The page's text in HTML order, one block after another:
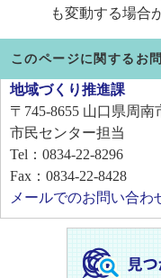
も変動する場合
このページに関するお
地域づくり推進課
〒745-8655 山口県周南
市民センター担当
Tel：0834-22-8296
Fax：0834-22-8428
メールでのお問い合わ